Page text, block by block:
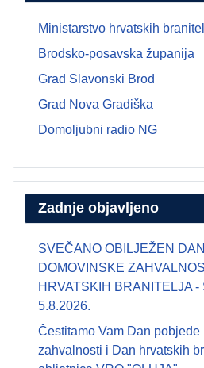
Ministarstvo hrvatskih
Brodsko-posavska županija
Grad Slavonski Brod
Grad Nova Gradiška
Domoljubni radio NG
Zadnje objavljeno
SVEČANO OBILJEŽEN DAN
DOMOVINSKE
HRVATSKIH BRANITELJA -
5.8.2026.
Čestitamo Vam Dan
zahvalnosti i Dan hrvatskih